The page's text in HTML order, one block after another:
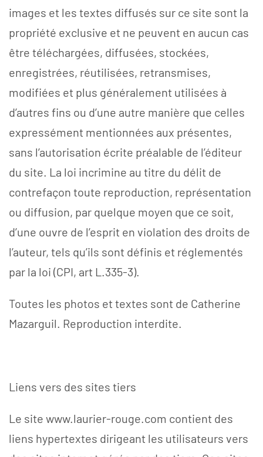
images et les textes diffusés sur ce site sont la
propriété exclusive et ne peuvent en aucun cas
être téléchargées, diffusées, stockées,
enregistrées, réutilisées, retransmises,
modifiées et plus généralement utilisées à
d’autres fins ou d’une autre manière que celles
expressément mentionnées aux présentes,
sans l’autorisation écrite préalable de l’éditeur
du site. La loi incrimine au titre du délit de
contrefaçon toute reproduction, représentation
ou diffusion, par quelque moyen que ce soit,
d’une ouvre de l’esprit en violation des droits de
l’auteur, tels qu’ils sont définis et réglementés
par la loi (CPI, art L.335-3).
Toutes les photos et textes sont de Catherine
Mazarguil. Reproduction interdite.
Liens vers des sites tiers
Le site www.laurier-rouge.com contient des
liens hypertextes dirigeant les utilisateurs vers